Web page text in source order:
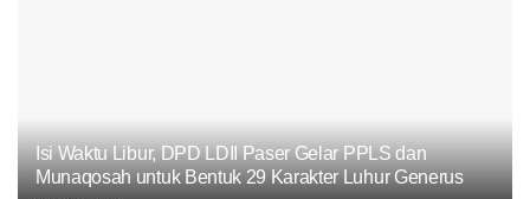
Isi Waktu Libur, DPD LDII Paser Gelar PPLS dan
Munaqosah untuk Bentuk 29 Karakter Luhur Generus